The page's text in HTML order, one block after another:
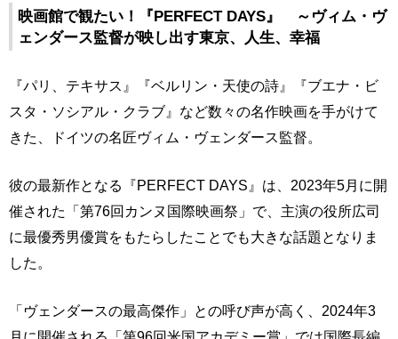
映画館で観たい！『PERFECT DAYS』 ～ヴィム・ヴ
ェンダース監督が映し出す東京、人生、幸福
『パリ、テキサス』『ベルリン・天使の詩』『ブエナ・ビ
スタ・ソシアル・クラブ』など数々の名作映画を手がけて
きた、ドイツの名匠ヴィム・ヴェンダース監督。
彼の最新作となる『PERFECT DAYS』は、2023年5月に開
催された「第76回カンヌ国際映画祭」で、主演の役所広司
に最優秀男優賞をもたらしたことでも大きな話題となりま
した。
「ヴェンダースの最高傑作」との呼び声が高く、2024年3